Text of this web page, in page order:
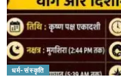
धर्म-संस्कृति